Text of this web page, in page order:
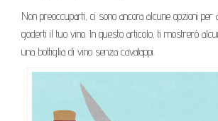
Non preoccuparti, ci sono ancora alcune opzioni per
goderti il tuo vino. In questo articolo, ti mostrerò
una bottiglia di vino senza cavatappi.